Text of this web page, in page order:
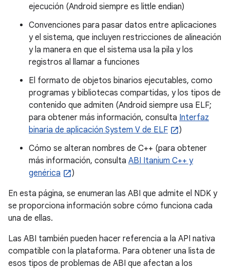
ejecución (Android siempre es little endian)
Convenciones para pasar datos entre aplicaciones
y el sistema, que incluyen restricciones de alineación
y la manera en que el sistema usa la pila y los
registros al llamar a funciones
El formato de objetos binarios ejecutables, como
programas y bibliotecas compartidas, y los tipos de
contenido que admiten (Android siempre usa ELF;
para obtener más información, consulta Interfaz
binaria de aplicación System V de ELF
)
Cómo se alteran nombres de C++ (para obtener
más información, consulta ABI Itanium C++ y
genérica
)
En esta página, se enumeran las ABI que admite el NDK y
se proporciona información sobre cómo funciona cada
una de ellas.
Las ABI también pueden hacer referencia a la API nativa
compatible con la plataforma. Para obtener una lista de
esos tipos de problemas de ABI que afectan a los